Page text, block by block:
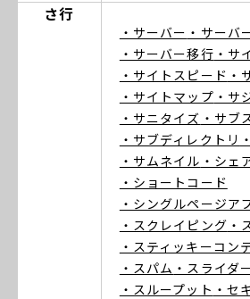
さ行
・サーバー ・サーバ
・サーバー移行 ・サ
・サイトスピード ・
・サイトマップ ・サ
・サニタイズ ・サブ
・サブディレクトリ
・サムネイル ・シェ
・ショートコード
・シングルページア
・スクレイピング ・
・スティッキーコン
・スパム ・スライダ
・スループット ・セ